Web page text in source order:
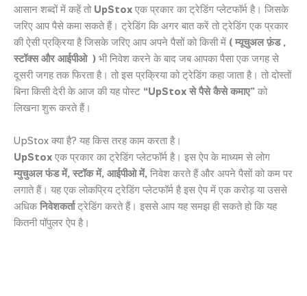
आसान शब्दों में कहें तो UpStox एक प्रकार का ट्रेडिंग प्लेटफॉर्म है। जिसके
जरिए आप पैसे कमा सकते हैं। ट्रेडिंग कि अगर बात करें तो ट्रेडिंग एक प्रकार
की ऐसी प्रक्रिया है जिसके जरिए आप अपने पैसों को किसी में ( म्यूचुअल फ़ंड ,
स्टॉक्स और आईपीओ ) भी निवेश करने के बाद जब आपका पैसा एक जगह से
दूसरी जगह तक फिरता है। तो इस प्रक्रिया को ट्रेडिंग कहा जाता है। तो दोस्तों
बिना किसी देरी के आज की यह पोस्ट “UpStox से पैसे कैसे कमाए” को
लिखना शुरू करते हैं।
UpStox क्या है? यह किस तरह काम करता है।
UpStox एक प्रकार का ट्रेडिंग प्लेटफॉर्म है। इस ऐप के माध्यम से लोग
म्युचुअल फंड में, स्टॉक में, आईपीओ में, निवेश करते हैं और अपने पैसों को कम पर
लगाते हैं। यह एक लोकप्रिय ट्रेडिंग प्लेटफॉर्म है इस ऐप में एक करोड़ या उससे
अधिकनिवेशकर्ताट्रेडिंग करते हैं। इससे आप यह समझ ही सकते हो कि यह
कितनी पॉपुलर ऐप है।